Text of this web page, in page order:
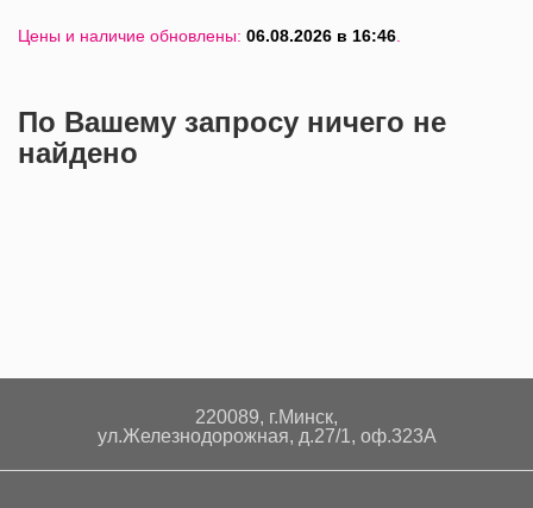
Цены и наличие обновлены: 06.08.2026 в 16:46.
По Вашему запросу ничего не
найдено
220089, г.Минск,
ул.Железнодорожная, д.27/1, оф.323А